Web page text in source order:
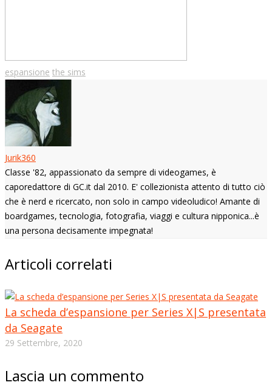
espansione the sims
Jurik360
Classe '82, appassionato da sempre di videogames, è
caporedattore di GC.it dal 2010. E' collezionista attento di tutto ciò
che è nerd e ricercato, non solo in campo videoludico! Amante di
boardgames, tecnologia, fotografia, viaggi e cultura nipponica...è
una persona decisamente impegnata!
Articoli correlati
La scheda d’espansione per Series X|S presentata
da Seagate
29 Settembre, 2020
Lascia un commento